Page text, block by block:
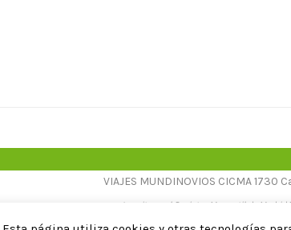
VIAJES MUNDINOVIOS CICMA 1730
Inscrita en el Registro Mercantil de Madrid